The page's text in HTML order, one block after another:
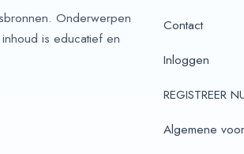
Onderwerpen
is educatief en
Contact
Inloggen
REGISTREER
Algemene